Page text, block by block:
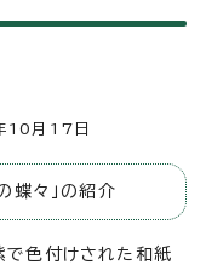
月17日
蝶々」の紹介
紫で色付けされた和紙